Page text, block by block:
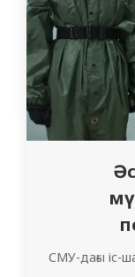
СМУ-дағы іс-